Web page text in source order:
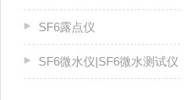
SF6露点仪
SF6微水仪|SF6微水测试仪